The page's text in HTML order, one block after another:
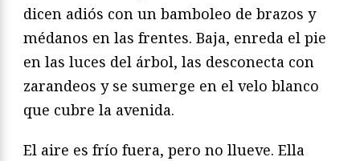
dicen adiós con un bamboleo de brazos y
médanos en las frentes. Baja, enreda el pie
en las luces del árbol, las desconecta con
zarandeos y se sumerge en el velo blanco
que cubre la avenida.
El aire es frío fuera, pero no llueve. Ella